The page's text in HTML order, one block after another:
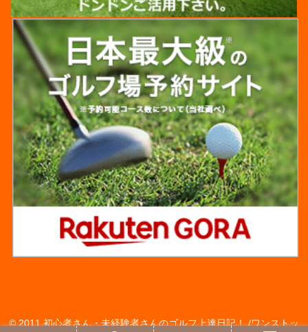
© 2011 初心者さん・未経験者さんのゴルフ上達日記！ /ワンストッ